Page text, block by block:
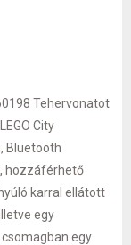
Tehervonatot
City
Bluetooth
hozzáférhető
karral ellátott
egy
egy